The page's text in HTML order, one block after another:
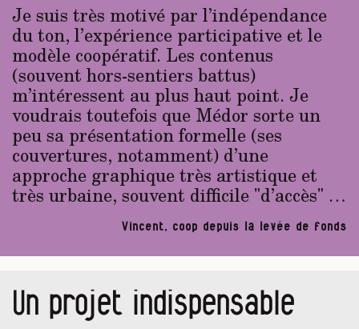
Je suis très motivé par l’indépendance
du ton, l’expérience participative et le
modèle coopératif. Les contenus
(souvent hors-sentiers battus)
m’intéressent au plus haut point. Je
voudrais toutefois que Médor sorte un
peu sa présentation formelle (ses
couvertures, notamment) d’une
approche graphique très artistique et
très urbaine, souvent difficile "d’accès" …
Vincent, coop depuis la levée de fonds
Un projet indispensable